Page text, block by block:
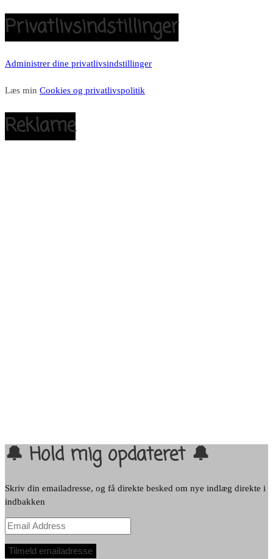
Privatlivsindstillinger
Administrer dine privatlivsindstillinger
Læs min Cookies og privatlivspolitik
Reklame
🔔 Hold mig opdateret 🔔
Skriv din emailadresse, og få direkte besked om nye indlæg direkte i
indbakken
Email
Address
Tilmeld emailadresse